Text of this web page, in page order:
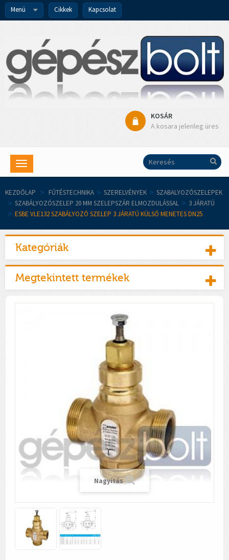
Menü Cikkek Kapcsolat
KOSÁR
A kosara jelenleg üres
Toggle
navigation
KEZDŐLAP > FŰTÉSTECHNIKA > SZERELVÉNYEK > SZABALYOZÓSZELEPEK
> SZABÁLYOZÓSZELEP 20 MM SZELEPSZÁR ELMOZDULÁSSAL > 3 JÁRATÚ
> ESBE VLE132 SZABÁLYOZÓ SZELEP 3 JÁRATÚ KÜLSŐ MENETES DN25
Kategóriák
Megtekintett termékek
Nagyítás